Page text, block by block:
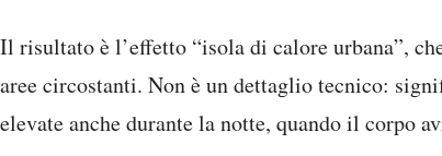
Il risultato è l’effetto “isola di calore urbana”,
aree circostanti. Non è un dettaglio tecnico:
elevate anche durante la notte, quando il corpo